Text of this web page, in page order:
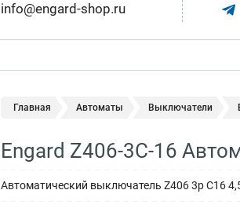
info@engard-shop.ru
Главная Автоматы Выключатели
Engard Z406-3C-16
Автоматический выключатель Z406 3р C16